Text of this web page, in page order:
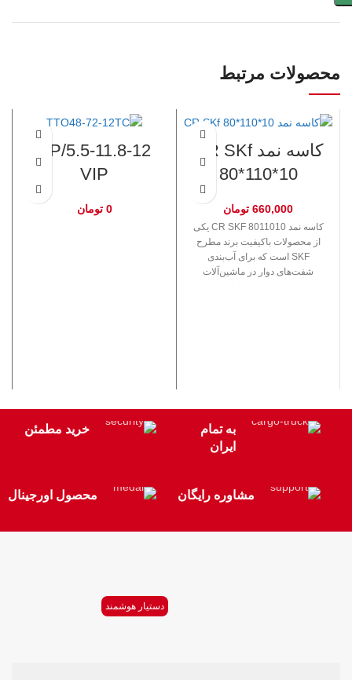
محصولات مرتبط
کاسه نمد CR SKf
80*110*10
660,000 تومان
کاسه نمد CR SKF 8011010 یکی
از محصولات باکیفیت برند مطرح
SKF است که برای آب‌بندی
شفت‌های دوار در ماشین‌آلات
هیدرولیکی، خودروسازی و
ماشین‌آلات صنعتی عملکردی قابل
اطمینان ارائه می‌دهد.
5.5-11.8-12/SP
VIP
0 تومان
به تمام
ایران
خرید مطمئن
مشاوره رایگان محصول اورجینال
دستیار هوشمند